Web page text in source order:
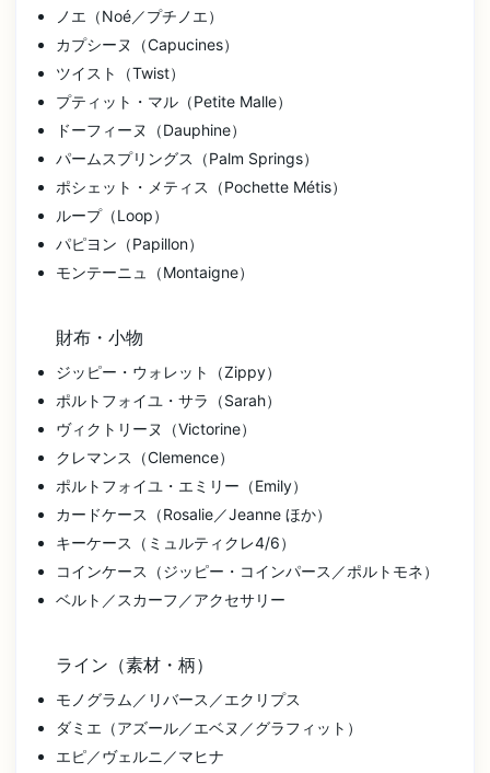
ノエ（Noé／プチノエ）
カプシーヌ（Capucines）
ツイスト（Twist）
プティット・マル（Petite Malle）
ドーフィーヌ（Dauphine）
パームスプリングス（Palm Springs）
ポシェット・メティス（Pochette Métis）
ループ（Loop）
パピヨン（Papillon）
モンテーニュ（Montaigne）
財布・小物
ジッピー・ウォレット（Zippy）
ポルトフォイユ・サラ（Sarah）
ヴィクトリーヌ（Victorine）
クレマンス（Clemence）
ポルトフォイユ・エミリー（Emily）
カードケース（Rosalie／Jeanne ほか）
キーケース（ミュルティクレ4/6）
コインケース（ジッピー・コインパース／ポルトモネ）
ベルト／スカーフ／アクセサリー
ライン（素材・柄）
モノグラム／リバース／エクリプス
ダミエ（アズール／エベヌ／グラフィット）
エピ／ヴェルニ／マヒナ